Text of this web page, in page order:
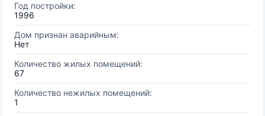
Год постройки:
1996
Дом признан аварийным:
Нет
Количество жилых помещений:
67
Количество нежилых помещений:
1